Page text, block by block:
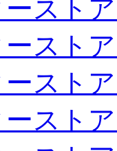
スト
スト
スト
スト